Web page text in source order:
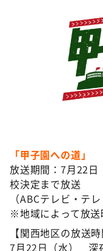
「甲子園への道」
放送期間：7月22
校決定まで放送
（ABCテレビ・テ
※地域によって放
【関西地区の放送時
7月22日（水） 深